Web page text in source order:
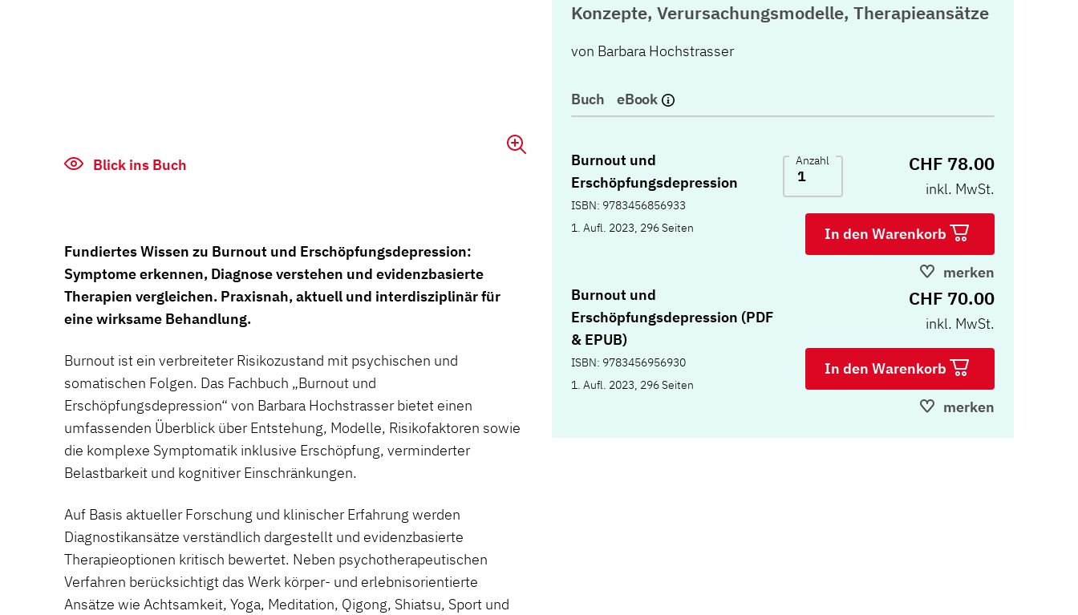
Konzepte, Verursachungsmodelle, Therapieansätze
von Barbara Hochstrasser
Buch eBook
Burnout und
Erschöpfungsdepression
ISBN: 9783456856933
1. Aufl. 2023, 296 Seiten
Anzahl CHF 78.00
inkl. MwSt.
In den Warenkorb
merken
Burnout und
Erschöpfungsdepression (PDF
& EPUB)
ISBN: 9783456956930
1. Aufl. 2023, 296 Seiten
CHF 70.00
inkl. MwSt.
In den Warenkorb
merken
Blick ins Buch
Fundiertes Wissen zu Burnout und Erschöpfungsdepression:
Symptome erkennen, Diagnose verstehen und evidenzbasierte
Therapien vergleichen. Praxisnah, aktuell und interdisziplinär für
eine wirksame Behandlung.
Burnout ist ein verbreiteter Risikozustand mit psychischen und
somatischen Folgen. Das Fachbuch „Burnout und
Erschöpfungsdepression“ von Barbara Hochstrasser bietet einen
umfassenden Überblick über Entstehung, Modelle, Risikofaktoren sowie
die komplexe Symptomatik inklusive Erschöpfung, verminderter
Belastbarkeit und kognitiver Einschränkungen.
Auf Basis aktueller Forschung und klinischer Erfahrung werden
Diagnostikansätze verständlich dargestellt und evidenzbasierte
Therapieoptionen kritisch bewertet. Neben psychotherapeutischen
Verfahren berücksichtigt das Werk körper- und erlebnisorientierte
Ansätze wie Achtsamkeit, Yoga, Meditation, Qigong, Shiatsu, Sport und